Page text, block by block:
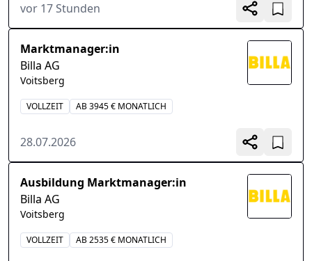
vor 17 Stunden
Marktmanager:in
Billa AG
Voitsberg
VOLLZEIT AB 3945 € MONATLICH
28.07.2026
Ausbildung Marktmanager:in
Billa AG
Voitsberg
VOLLZEIT AB 2535 € MONATLICH